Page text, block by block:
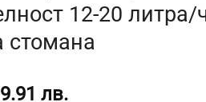
12-20 литра/
лв.